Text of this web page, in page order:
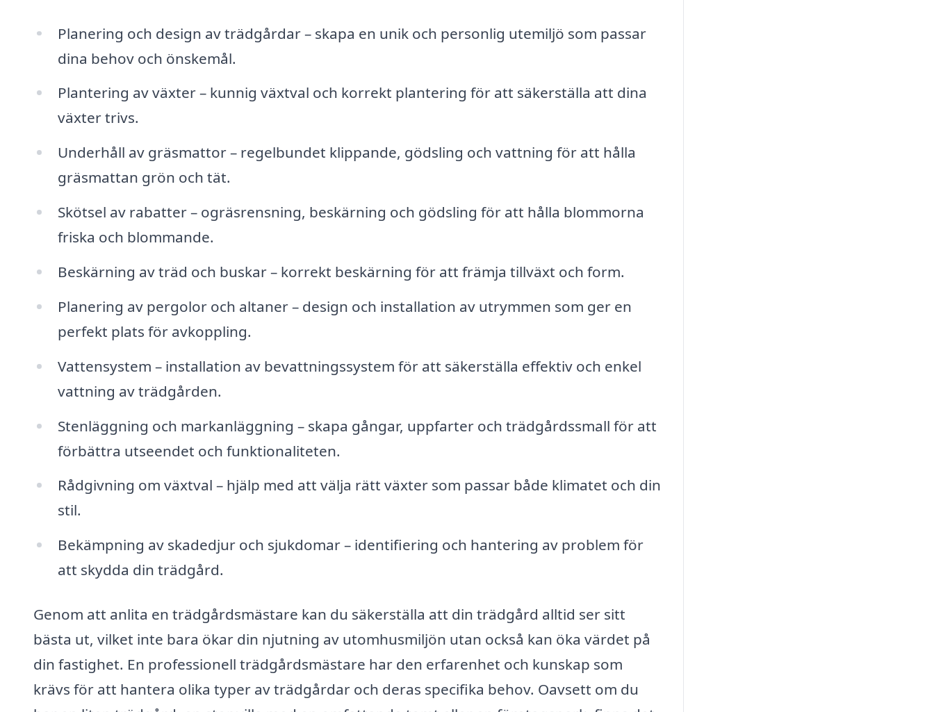
Planering och design av trädgårdar – skapa en unik och personlig utemiljö som passar
dina behov och önskemål.
Plantering av växter – kunnig växtval och korrekt plantering för att säkerställa att dina
växter trivs.
Underhåll av gräsmattor – regelbundet klippande, gödsling och vattning för att hålla
gräsmattan grön och tät.
Skötsel av rabatter – ogräsrensning, beskärning och gödsling för att hålla blommorna
friska och blommande.
Beskärning av träd och buskar – korrekt beskärning för att främja tillväxt och form.
Planering av pergolor och altaner – design och installation av utrymmen som ger en
perfekt plats för avkoppling.
Vattensystem – installation av bevattningssystem för att säkerställa effektiv och enkel
vattning av trädgården.
Stenläggning och markanläggning – skapa gångar, uppfarter och trädgårdssmall för att
förbättra utseendet och funktionaliteten.
Rådgivning om växtval – hjälp med att välja rätt växter som passar både klimatet och din
stil.
Bekämpning av skadedjur och sjukdomar – identifiering och hantering av problem för
att skydda din trädgård.
Genom att anlita en trädgårdsmästare kan du säkerställa att din trädgård alltid ser sitt
bästa ut, vilket inte bara ökar din njutning av utomhusmiljön utan också kan öka värdet på
din fastighet. En professionell trädgårdsmästare har den erfarenhet och kunskap som
krävs för att hantera olika typer av trädgårdar och deras specifika behov. Oavsett om du